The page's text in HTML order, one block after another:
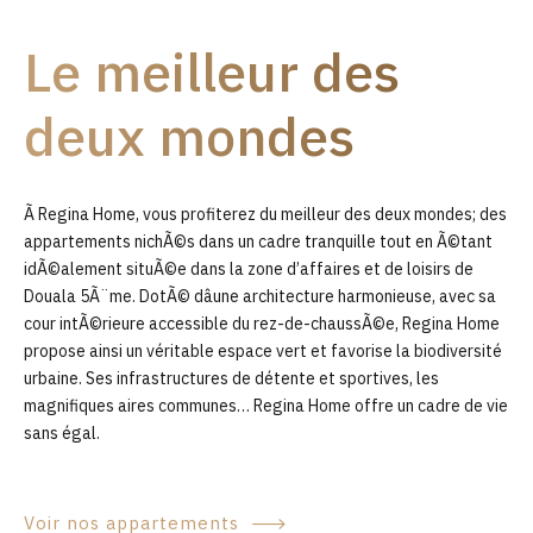
0
Le meilleur des
deux mondes
Ã Regina Home, vous profiterez du meilleur des deux mondes; des
appartements nichÃ©s dans un cadre tranquille tout en Ã©tant
idÃ©alement situÃ©e dans la zone d’affaires et de loisirs de
Douala 5Ã¨me. DotÃ© dâune architecture harmonieuse, avec sa
cour intÃ©rieure accessible du rez-de-chaussÃ©e, Regina Home
propose ainsi un véritable espace vert et favorise la biodiversité
urbaine. Ses infrastructures de détente et sportives, les
magnifiques aires communes… Regina Home offre un cadre de vie
sans égal.
Voir nos appartements